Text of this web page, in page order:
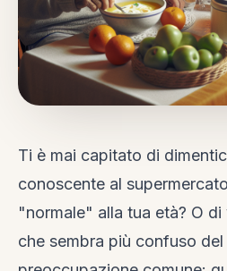
Ti è mai capitato di
conoscente al
"normale" alla tua età? O
che sembra più confuso del